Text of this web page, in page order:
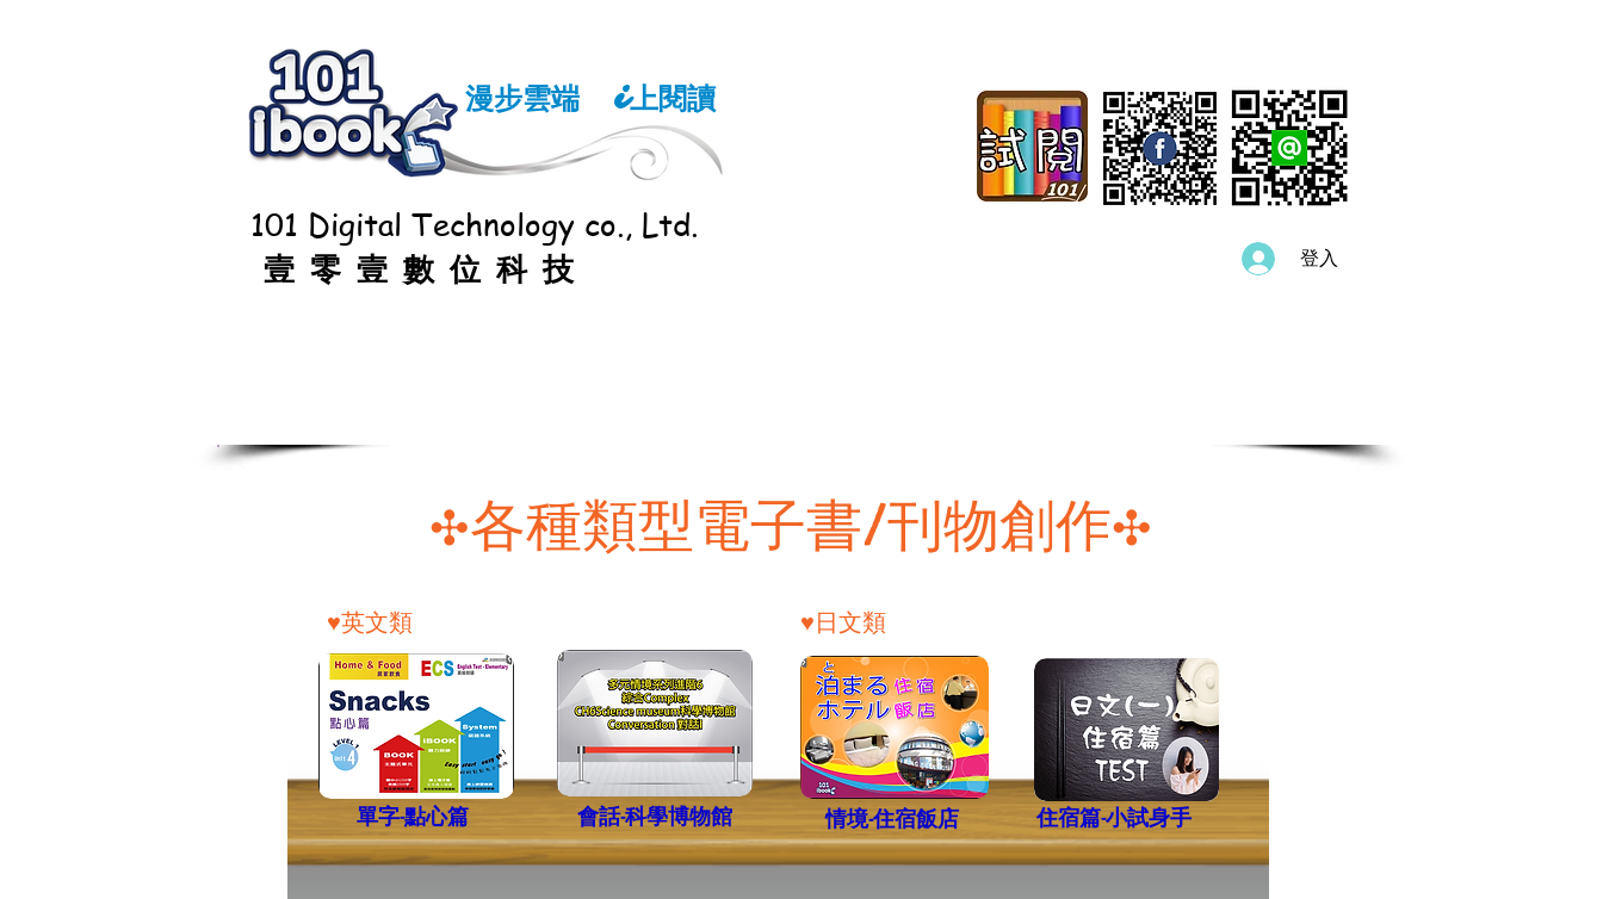
101 Digital Technology co., Ltd.
壹零壹數位科技
漫步雲端 i上閱讀
登入
✣各種類型電子書/刊物創作✣
會話-科學博物館 情境-住宿飯店
單字-點心篇 住宿篇-小試身手
​♥︎英文類 ​♥︎日文類